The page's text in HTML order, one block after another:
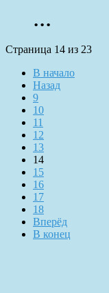
...
Страница 14 из 23
В начало
Назад
9
10
11
12
13
14
15
16
17
18
Вперёд
В конец